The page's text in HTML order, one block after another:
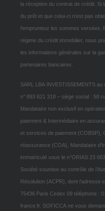
la réception du contrat de crédit. Si
du prêt et que celui-ci n’est pas
l’emprunteur les sommes versées.
régime du crédit immobilier, nous
les informations générales sur la
partenaires bancaires.
SARL LBA INVESTISSEMENTS
n° 893 621 318 – siège social : 58
Mandataire non exclusif en
paiement & Intermédiaire en
et services de paiement (COBSP),
réassurance (COA), Mandataire
immatriculé sous le n°ORIAS 23
Société soumise au contrôle de
Résolution (ACPR), dont l’adresse
75436 Paris Cedex 09 téléphone :
france.fr. SOFICCA ne vous